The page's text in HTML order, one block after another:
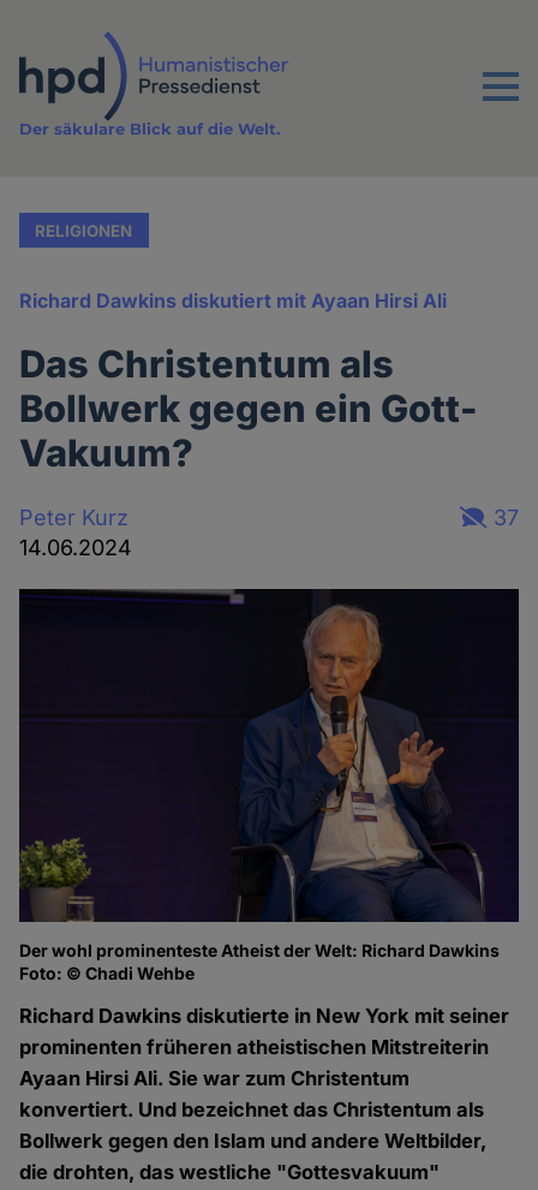
Inhalt
Menu
Der säkulare Blick auf die Welt.
RELIGIONEN
Richard Dawkins diskutiert mit Ayaan Hirsi Ali
Das Christentum als
Bollwerk gegen ein Gott-
Vakuum?
Peter Kurz
14.06.2024
37
Der wohl prominenteste Atheist der Welt: Richard Dawkins
Foto: © Chadi Wehbe
Richard Dawkins diskutierte in New York mit seiner
prominenten früheren atheistischen Mitstreiterin
Ayaan Hirsi Ali. Sie war zum Christentum
konvertiert. Und bezeichnet das Christentum als
Bollwerk gegen den Islam und andere Weltbilder,
die drohten, das westliche "Gottesvakuum"